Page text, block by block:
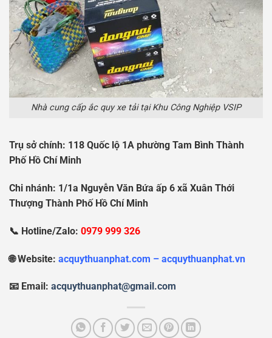
Nhà cung cấp ắc quy xe tải tại Khu Công Nghiệp VSIP
Trụ sởchính: 118 Quốc l ộ 1A phường Tam Bình Thành
Phố Hồ Chí Minh
Chi nhánh: 1/1a Nguyễn Văn Bứa ấp 6 xã Xuân Thới
Thượng Thành PhốHồ Chí Minh
📞 Hotline/Zalo: 0979 999 326
🌐 Website: acquythuanphat.com – acquythuanphat.vn
📧 Email: acquythuanphat@gmail.com